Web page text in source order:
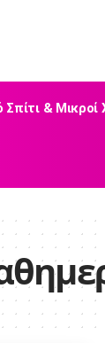
Σπίτι & Μικροί